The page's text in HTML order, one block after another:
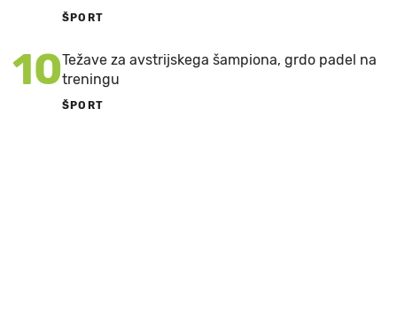
ŠPORT
10Težave za avstrijskega šampiona, grdo padel na
treningu
ŠPORT